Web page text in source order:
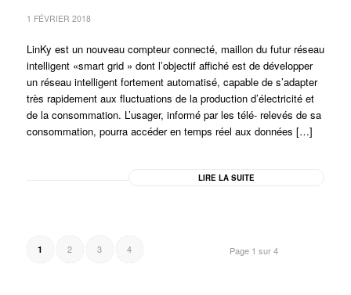
1 FÉVRIER 2018
LinKy est un nouveau compteur connecté, maillon du futur réseau
intelligent «smart grid » dont l’objectif affiché est de développer
un réseau intelligent fortement automatisé, capable de s’adapter
très rapidement aux fluctuations de la production d’électricité et
de la consommation. L’usager, informé par les télé- relevés de sa
consommation, pourra accéder en temps réel aux données […]
LIRE LA SUITE
Page 1 sur 4
1 2 3 4